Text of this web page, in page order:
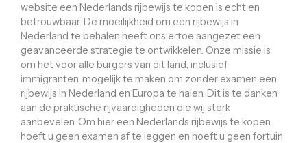
website een Nederlands rijbewijs te kopen is echt en
betrouwbaar. De moeilijkheid om een ​​rijbewijs in
Nederland te behalen heeft ons ertoe aangezet een
geavanceerde strategie te ontwikkelen. Onze missie is
om het voor alle burgers van dit land, inclusief
immigranten, mogelijk te maken om zonder examen een
rijbewijs in Nederland en Europa te halen. Dit is te danken
aan de praktische rijvaardigheden die wij sterk
aanbevelen. Om hier een Nederlands rijbewijs te kopen,
hoeft u geen examen af ​​te leggen en hoeft u geen fortuin